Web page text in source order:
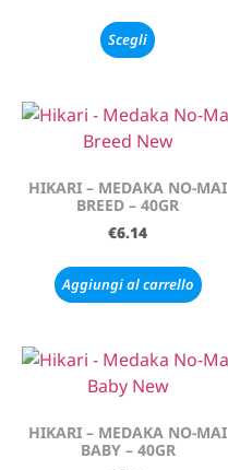
Scegli
HIKARI – MEDAKA NO-MAI
BREED – 40GR
€6.14
Aggiungi al carrello
HIKARI – MEDAKA NO-MAI
BABY – 40GR